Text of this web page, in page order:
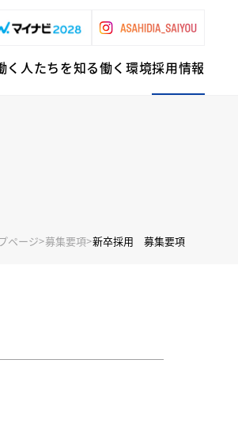
く⼈たちを知る働く環境採⽤情報
ページ>募集要項>新卒採用 募集要項